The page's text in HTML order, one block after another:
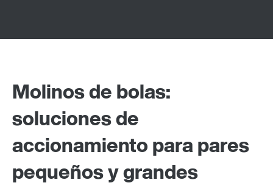
Molinos de bolas:
soluciones de
accionamiento para pares
pequeños y grandes